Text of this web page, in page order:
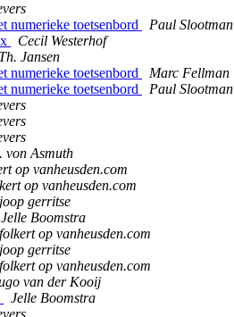
numerieke toetsenbord
Paul Slootman
Cecil Westerhof
Jansen
numerieke toetsenbord
Marc Fellman
numerieke toetsenbord
Paul Slootman
von Asmuth
op vanheusden.com
op vanheusden.com
joop gerritse
Jelle Boomstra
folkert op vanheusden.com
joop gerritse
folkert op vanheusden.com
van der Kooij
Jelle Boomstra